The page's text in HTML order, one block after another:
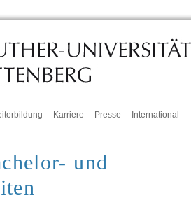
Karriere Presse International
und